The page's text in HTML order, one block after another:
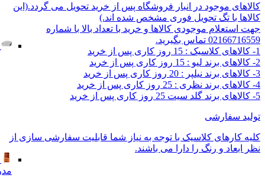
کالاهای موجود در انبار فروشگاه پس از خرید تحویل می گردد.(این
کالاها با تگ تحویل فوری مشخص شده اند.)
جهت استعلام موجودی کالاها و خرید با تعداد بالا با شماره
02166716559 تماس بگیرید.
1- کالاهای کلاسیک : 15 روز کاری پس از خرید
2- کالاهای برند لیو : 15 روز کاری پس از خرید
3- کالاهای برند نیلپر : 20 روز کاری پس از خرید
4- کالاهای برند نظری : 25 روز کاری پس از خرید
5- کالاهای برند گلد سیت 25 روز کاری پس از خرید
تولید سفارشی
کلیه کارهای کلاسیک با توجه به نیاز شما قابلیت سفارشی سازی از
نظر ابعاد و رنگ را دارا می باشند.